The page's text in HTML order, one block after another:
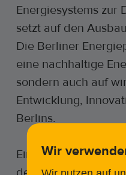
Energiesystems zur
setzt auf den
Die Berliner
eine nachhaltige
sondern auch auf
Entwicklung,
Berlins.
Ein besonderes
Wir